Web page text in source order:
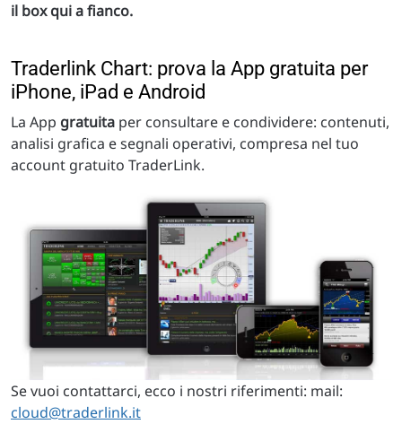
il box qui a fianco.
Traderlink Chart: prova la App gratuita per
iPhone, iPad e Android
La App gratuita per consultare e condividere: contenuti,
analisi grafica e segnali operativi, compresa nel tuo
account gratuito TraderLink.
Se vuoi contattarci, ecco i nostri riferimenti: mail:
cloud@traderlink.it